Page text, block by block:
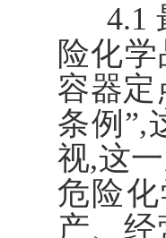
4.1
险化
容器定
条例”,
视,这
危险
产、